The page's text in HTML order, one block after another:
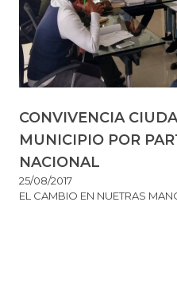
CONVIVENCIA
MUNICIPIO POR
NACIONAL
25/08/2017
EL CAMBIO EN NUETRAS